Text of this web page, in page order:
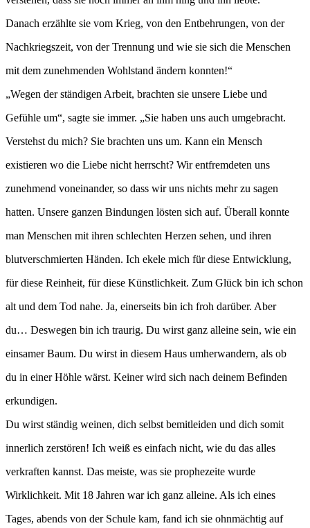
Danach erzählte sie vom Krieg, von den Entbehrungen, von der
Nachkriegszeit, von der Trennung und wie sie sich die Menschen
mit dem zunehmenden Wohlstand ändern konnten!“
„Wegen der ständigen Arbeit, brachten sie unsere Liebe und
Gefühle um“, sagte sie immer. „Sie haben uns auch umgebracht.
Verstehst du mich? Sie brachten uns um. Kann ein Mensch
existieren wo die Liebe nicht herrscht? Wir entfremdeten uns
zunehmend voneinander, so dass wir uns nichts mehr zu sagen
hatten. Unsere ganzen Bindungen lösten sich auf. Überall konnte
man Menschen mit ihren schlechten Herzen sehen, und ihren
blutverschmierten Händen. Ich ekele mich für diese Entwicklung,
für diese Reinheit, für diese Künstlichkeit. Zum Glück bin ich schon
alt und dem Tod nahe. Ja, einerseits bin ich froh darüber. Aber
du… Deswegen bin ich traurig. Du wirst ganz alleine sein, wie ein
einsamer Baum. Du wirst in diesem Haus umherwandern, als ob
du in einer Höhle wärst. Keiner wird sich nach deinem Befinden
erkundigen.
Du wirst ständig weinen, dich selbst bemitleiden und dich somit
innerlich zerstören! Ich weiß es einfach nicht, wie du das alles
verkraften kannst. Das meiste, was sie prophezeite wurde
Wirklichkeit. Mit 18 Jahren war ich ganz alleine. Als ich eines
Tages, abends von der Schule kam, fand ich sie ohnmächtig auf